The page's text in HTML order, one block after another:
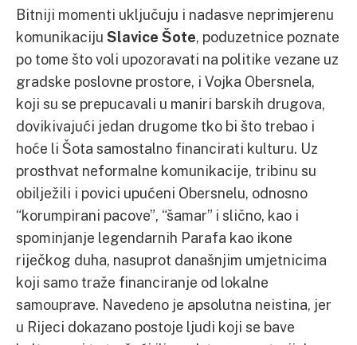
Bitniji momenti uključuju i nadasve neprimjerenu
komunikaciju Slavice Šote, poduzetnice poznate
po tome što voli upozoravati na politike vezane uz
gradske poslovne prostore, i Vojka Obersnela,
koji su se prepucavali u maniri barskih drugova,
dovikivajući jedan drugome tko bi što trebao i
hoće li Šota samostalno financirati kulturu. Uz
prosthvat neformalne komunikacije, tribinu su
obilježili i povici upućeni Obersnelu, odnosno
“korumpirani pacove”, “šamar” i slično, kao i
spominjanje legendarnih Parafa kao ikone
riječkog duha, nasuprot današnjim umjetnicima
koji samo traže financiranje od lokalne
samouprave. Navedeno je apsolutna neistina, jer
u Rijeci dokazano postoje ljudi koji se bave